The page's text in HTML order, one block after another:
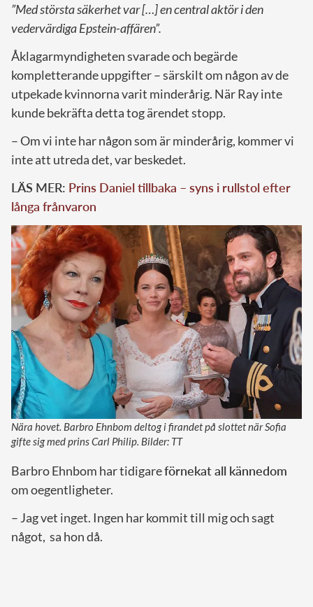
”Med största säkerhet var […] en central aktör i den
vedervärdiga Epstein-affären”.
Åklagarmyndigheten svarade och begärde
kompletterande uppgifter – särskilt om någon av de
utpekade kvinnorna varit minderårig. När Ray inte
kunde bekräfta detta tog ärendet stopp.
– Om vi inte har någon som är minderårig, kommer vi
inte att utreda det, var beskedet.
LÄS MER: Prins Daniel tillbaka – syns i rullstol efter
långa frånvaron
Nära hovet. Barbro Ehnbom deltog i firandet på slottet när Sofia
gifte sig med prins Carl Philip. Bilder: TT
Barbro Ehnbom har tidigareförnekat all kännedom
om oegentligheter.
– Jag vet inget. Ingen har kommit till mig och sagt
något, sa hon då.